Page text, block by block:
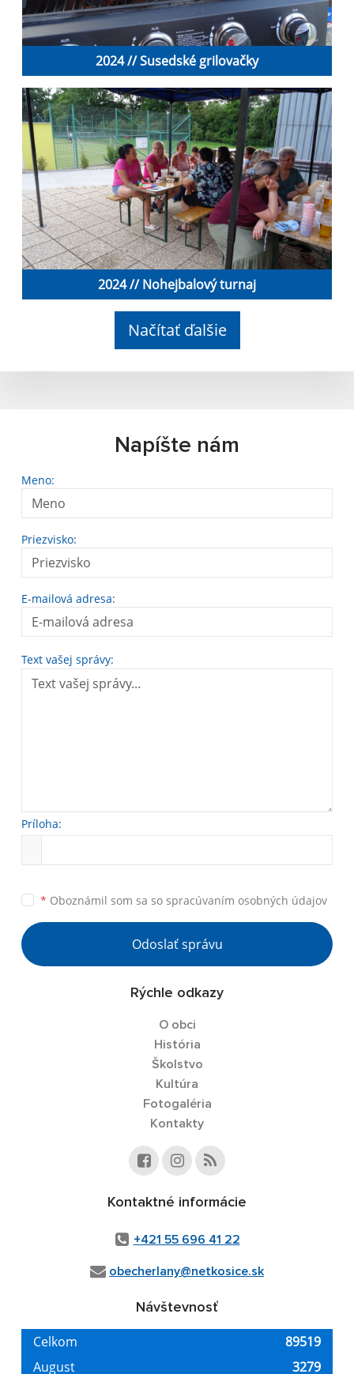
2024 // Susedské grilovačky
2024 // Nohejbalový turnaj
Načítať ďalšie
Napíšte nám
Meno:
Priezvisko:
E-mailová adresa:
Text vašej správy:
Príloha:
* Oboznámil som sa so spracúvaním osobných údajov
Odoslať správu
Rýchle odkazy
O obci
História
Školstvo
Kultúra
Fotogaléria
Kontakty
Kontaktné informácie
+421 55 696 41 22
obecherlany@netkosice.sk
Návštevnosť